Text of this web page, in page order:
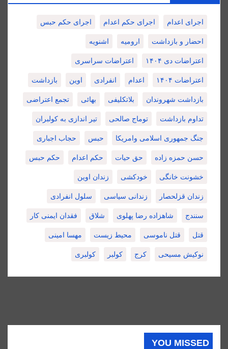
اجرای اعدام اجرای حکم اعدام اجرای حکم حبس
احضار و بازداشت ارومیه اشنویه
اعتراضات دی ۱۴۰۴ اعتراضات سراسری
اعتراضات ۱۴۰۴ اعدام انفرادی اوین بازداشت
بازداشت شهروندان بلاتکلیفی بهائی تجمع اعتراضی
تداوم بازداشت توماج صالحی تیر اندازی به کولبران
جنگ جمهوری اسلامی وامریکا حبس حجاب اجباری
حسن حمزه زاده حق حیات حکم اعدام حکم حبس
خشونت خانگی خودکشی زندان اوین
زندان قزلحصار زندانی سیاسی سلول انفرادی
سنندج شاهزاده رضا پهلوی شلاق فقدان ایمنی کار
قتل قتل ناموسی محیط زیست مهسا امینی
نوکیش مسیحی کرج کولبر کولبری
YOU MISSED